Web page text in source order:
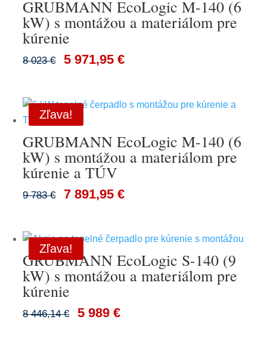
GRUBMANN EcoLogic M-140 (6
kW) s montážou a materiálom pre
kúrenie
8 023 € 5 971,95 €
Zľava!
GRUBMANN EcoLogic M-140 (6
kW) s montážou a materiálom pre
kúrenie a TÚV
9 783 € 7 891,95 €
Zľava!
GRUBMANN EcoLogic S-140 (9
kW) s montážou a materiálom pre
kúrenie
8 446,14 € 5 989 €